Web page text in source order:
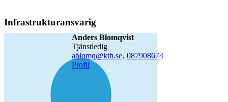
Infrastrukturansvarig
Anders Blomqvist
tjänstledig
ablomq@kth.se, 087908674
Profil